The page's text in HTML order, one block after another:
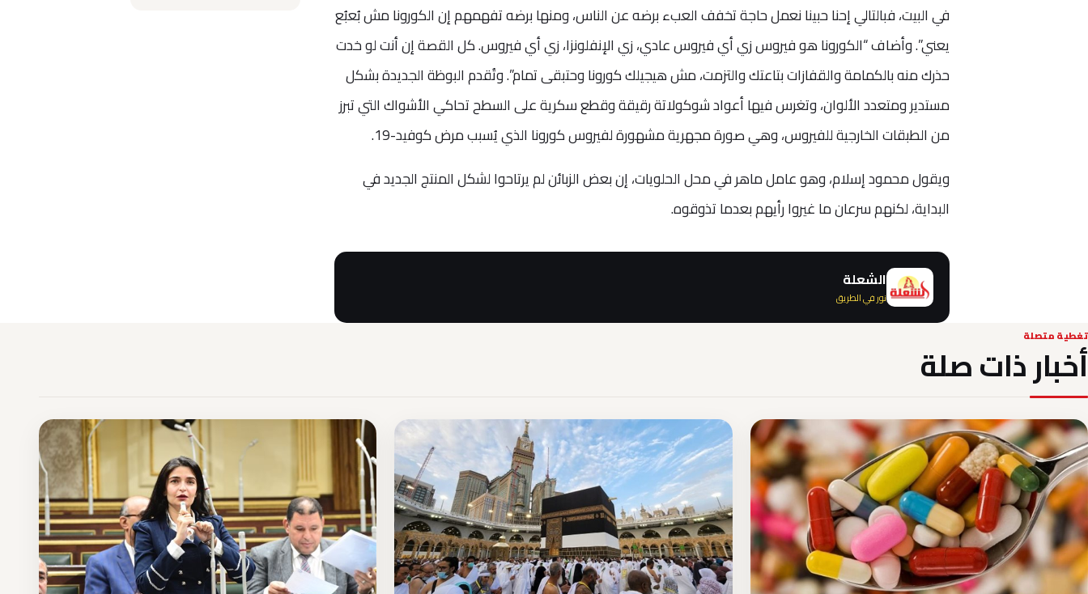
في البيت، فبالتالي إحنا حبينا نعمل حاجة تخفف العبء برضه عن الناس، ومنها برضه تفهمهم إن الكورونا مش بُعبُع
يعني”. وأضاف “الكورونا هو فيروس زي أي فيروس عادي، زي الإنفلونزا، زي أي فيروس. كل القصة إن أنت لو خدت
حذرك منه بالكمامة والقفازات بتاعتك والتزمت، مش هيجيلك كورونا وحتبقى تمام”. وتُقدم البوظة الجديدة بشكل
مستدير ومتعدد الألوان، وتغرس فيها أعواد شوكولاتة رقيقة وقطع سكرية على السطح تحاكي الأشواك التي تبرز
من الطبقات الخارجية للفيروس، وهي صورة مجهرية مشهورة لفيروس كورونا الذي يُسبب مرض كوفيد-19.
ويقول محمود إسلام، وهو عامل ماهر في محل الحلويات، إن بعض الزبائن لم يرتاحوا لشكل المنتج الجديد في
البداية، لكنهم سرعان ما غيروا رأيهم بعدما تذوقوه.
الشعلة
نور في الطريق
تغطية متصلة
أخبار ذات صلة